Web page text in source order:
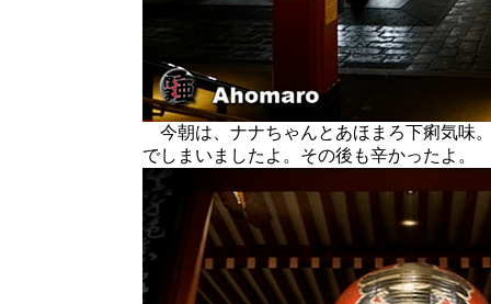
今朝は、ナナちゃんとあほまろ下痢気味
でしまいましたよ。その後も辛かったよ。